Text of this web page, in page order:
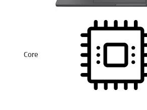
Core